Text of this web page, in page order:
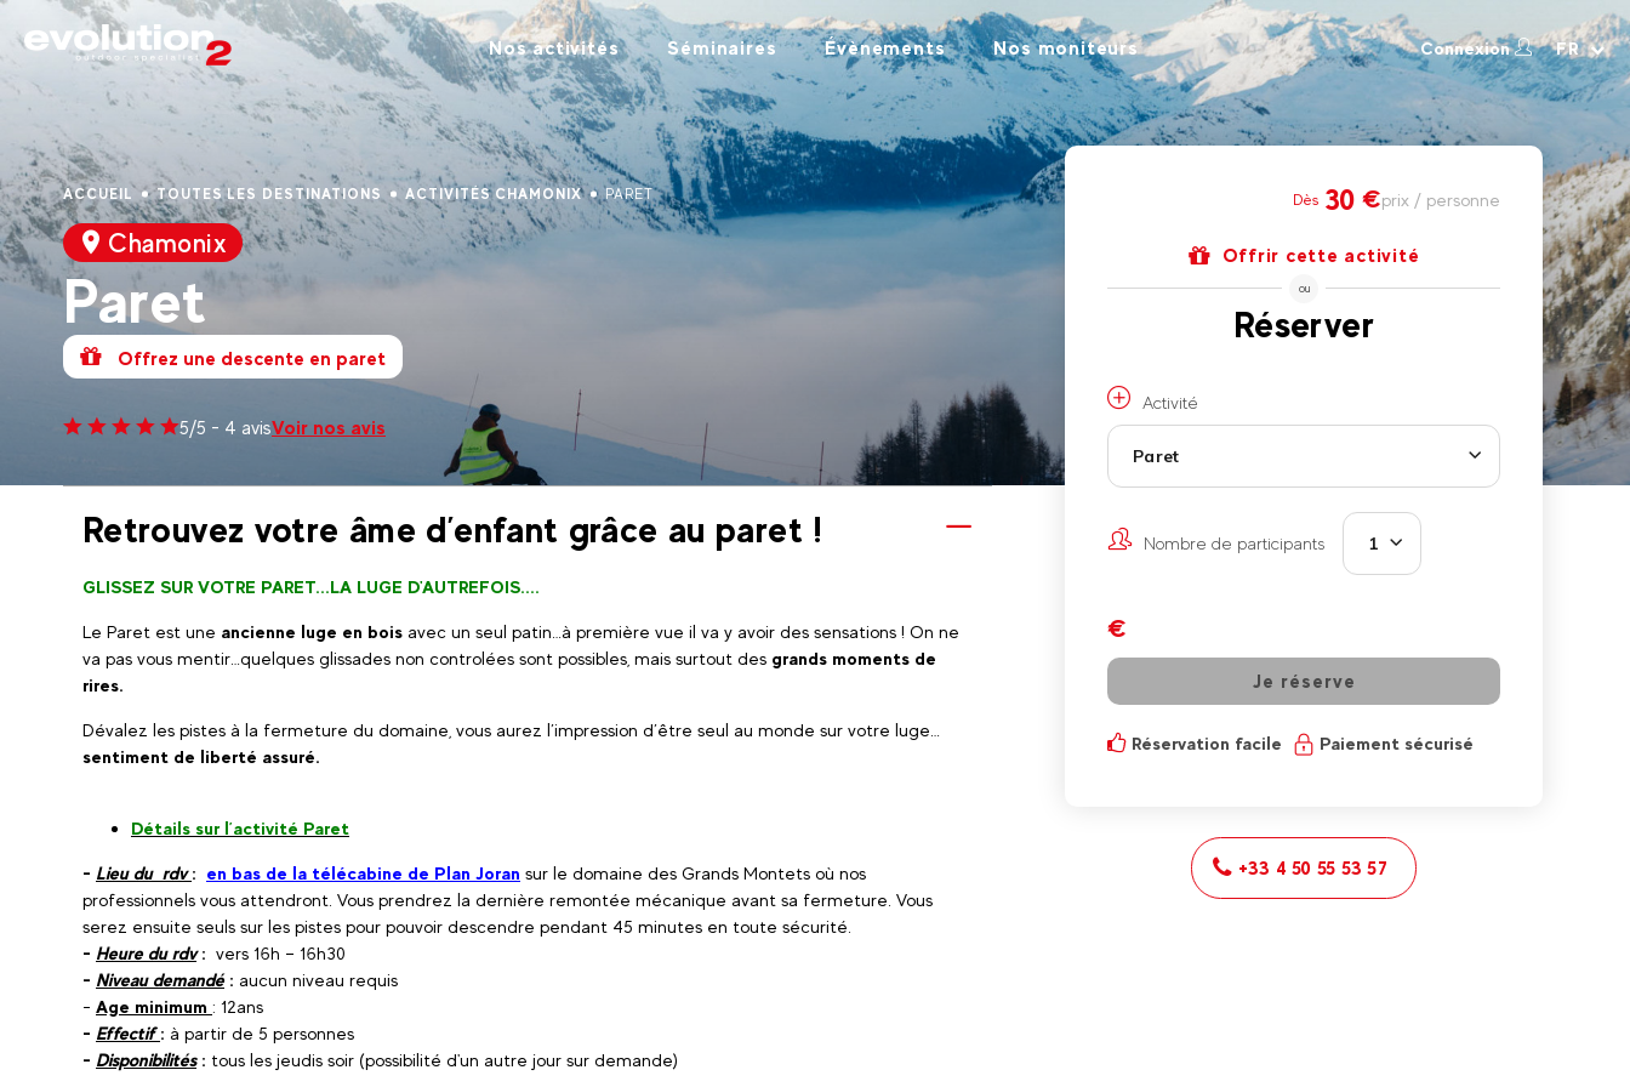
Nos activités Séminaires Évènements Nos moniteurs Connexion FR
ACCUEIL TOUTES LES DESTINATIONS ACTIVITÉS CHAMONIX PARET
Chamonix
Paret
Offrez une descente en paret
5/5 - 4 avisVoir nos avis
Retrouvez votre âme d’enfant grâce au paret !
GLISSEZ SUR VOTRE PARET...LA LUGE D'AUTREFOIS....
Le Paret est une ancienne luge en bois avec un seul patin…à première vue il va y avoir des sensations ! On ne
va pas vous mentir…quelques glissades non controlées sont possibles, mais surtout des grands moments de
rires.
Dévalez les pistes à la fermeture du domaine, vous aurez l’impression d’être seul au monde sur votre luge…
sentiment de liberté assuré.
Détails sur l’activité Paret
- Lieu du rdv: en bas de la télécabine de Plan Joran sur le domaine des Grands Montets où nos
professionnels vous attendront. Vous prendrez la dernière remontée mécanique avant sa fermeture. Vous
serez ensuite seuls sur les pistes pour pouvoir descendre pendant 45 minutes en toute sécurité.
- Heure du rdv: vers 16h – 16h30
- Niveau demandé: aucun niveau requis
- Age minimum : 12ans
- Effectif: à partir de 5 personnes
- Disponibilités: tous les jeudis soir (possibilité d'un autre jour sur demande)
Dès 30 €prix / personne
Offrir cette activité
ou
Réserver
Activité
Paret
Nombre de participants 1
€
Je réserve
Réservation facile Paiement sécurisé
+33 4 50 55 53 57